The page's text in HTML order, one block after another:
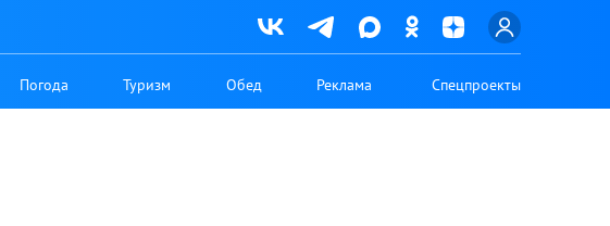
Погода Туризм Обед Реклама Спецпроекты